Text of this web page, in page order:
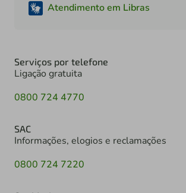
Atendimento em Libras
Serviços por telefone
Ligação gratuita
0800 724 4770
SAC
Informações, elogios e reclamações
0800 724 7220